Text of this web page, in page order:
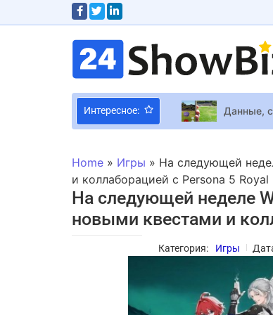
Интересное:
Данные,
30-
Tomb
Starfield
В Англии
Полиция
Home » Игры » На следующей
и коллаборацией с Persona 5 Royal
На следующей неделе
новыми квестами и
Категория: Игры